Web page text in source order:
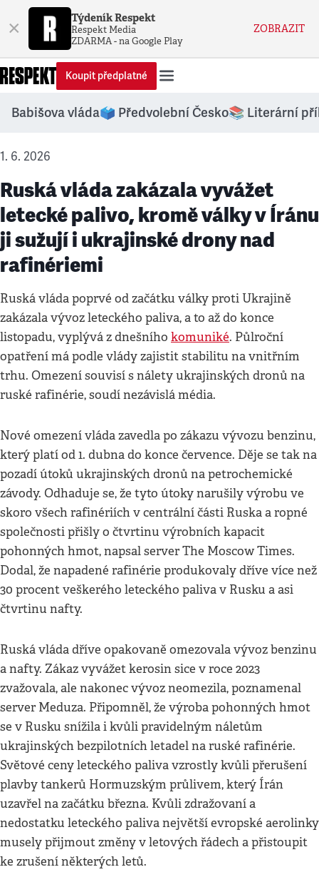
× Týdeník Respekt
Respekt Media
ZDARMA - na Google Play
ZOBRAZIT
Koupit předplatné
Babišova vláda🗳️ Předvolební Česko📚 Literární
1. 6. 2026
Ruská vláda zakázala vyvážet
letecké palivo, kromě války v Íránu
ji sužují i ukrajinské drony nad
rafinériemi
Ruská vláda poprvé od začátku války proti Ukrajině
zakázala vývoz leteckého paliva, a to až do konce
listopadu, vyplývá z dnešního komuniké. Půlroční
opatření má podle vlády zajistit stabilitu na vnitřním
trhu. Omezení souvisí s nálety ukrajinských dronů na
ruské rafinérie, soudí nezávislá média.
Nové omezení vláda zavedla po zákazu vývozu benzinu,
který platí od 1. dubna do konce července. Děje se tak na
pozadí útoků ukrajinských dronů na petrochemické
závody. Odhaduje se, že tyto útoky narušily výrobu ve
skoro všech rafinériích v centrální části Ruska a ropné
společnosti přišly o čtvrtinu výrobních kapacit
pohonných hmot, napsal server The Moscow Times.
Dodal, že napadené rafinérie produkovaly dříve více než
30 procent veškerého leteckého paliva v Rusku a asi
čtvrtinu nafty.
Ruská vláda dříve opakovaně omezovala vývoz benzinu
a nafty. Zákaz vyvážet kerosin sice v roce 2023
zvažovala, ale nakonec vývoz neomezila, poznamenal
server Meduza. Připomněl, že výroba pohonných hmot
se v Rusku snížila i kvůli pravidelným náletům
ukrajinských bezpilotních letadel na ruské rafinérie.
Světové ceny leteckého paliva vzrostly kvůli přerušení
plavby tankerů Hormuzským průlivem, který Írán
uzavřel na začátku března. Kvůli zdražovaní a
nedostatku leteckého paliva největší evropské aerolinky
musely přijmout změny v letových řádech a přistoupit
ke zrušení některých letů.